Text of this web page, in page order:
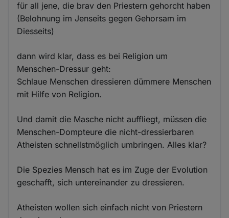
für all jene, die brav den Priestern gehorcht haben
(Belohnung im Jenseits gegen Gehorsam im
Diesseits)
dann wird klar, dass es bei Religion um
Menschen-Dressur geht:
Schlaue Menschen dressieren dümmere Menschen
mit Hilfe von Religion.
Und damit die Masche nicht auffliegt, müssen die
Menschen-Dompteure die nicht-dressierbaren
Atheisten schnellstmöglich umbringen. Alles klar?
Die Spezies Mensch hat es im Zuge der Evolution
geschafft, sich untereinander zu dressieren.
Atheisten wollen sich einfach nicht von Priestern